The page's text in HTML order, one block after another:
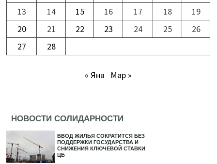
13
14 15 16 17 18
19
20
21 22 23 24 25
26
27
28
« Янв Мар »
НОВОСТИ СОЛИДАРНОСТИ
ВВОД ЖИЛЬЯ СОКРАТИТСЯ БЕЗ
ПОДДЕРЖКИ ГОСУДАРСТВА И
СНИЖЕНИЯ КЛЮЧЕВОЙ СТАВКИ
ЦБ